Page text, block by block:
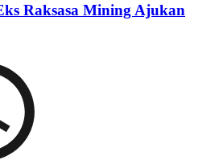
Raksasa Mining Ajukan